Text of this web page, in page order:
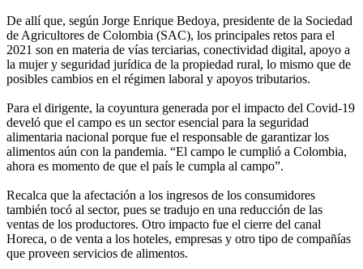
De allí que, según Jorge Enrique Bedoya, presidente de la Sociedad
de Agricultores de Colombia (SAC), los principales retos para el
2021 son en materia de vías terciarias, conectividad digital, apoyo a
la mujer y seguridad jurídica de la propiedad rural, lo mismo que de
posibles cambios en el régimen laboral y apoyos tributarios.
Para el dirigente, la coyuntura generada por el impacto del Covid-19
develó que el campo es un sector esencial para la seguridad
alimentaria nacional porque fue el responsable de garantizar los
alimentos aún con la pandemia. “El campo le cumplió a Colombia,
ahora es momento de que el país le cumpla al campo”.
Recalca que la afectación a los ingresos de los consumidores
también tocó al sector, pues se tradujo en una reducción de las
ventas de los productores. Otro impacto fue el cierre del canal
Horeca, o de venta a los hoteles, empresas y otro tipo de compañías
que proveen servicios de alimentos.